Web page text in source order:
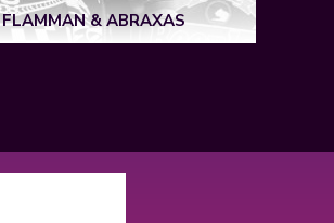
FLAMMAN & ABRAXAS